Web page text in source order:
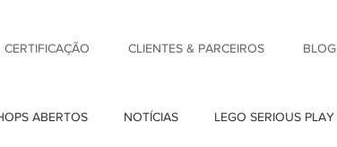
CERTIFICAÇÃO CLIENTES & PARCEIROS BLOG
ABERTOS NOTÍCIAS LEGO SERIOUS PLAY